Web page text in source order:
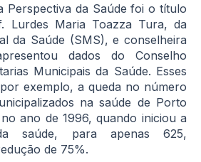
Perspectiva da Saúde foi o título
Lurdes Maria Toazza Tura, da
da Saúde (SMS), e conselheira
dados do Conselho
Municipais da Saúde. Esses
exemplo, a queda no número
na saúde de Porto
ano de 1996, quando iniciou a
saúde, para apenas 625,
de 75%.